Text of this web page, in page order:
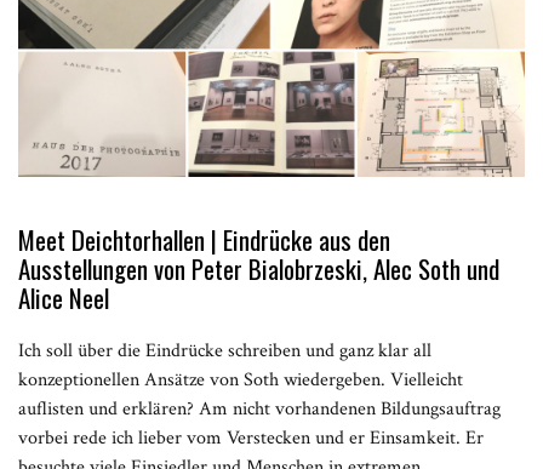
Meet Deichtorhallen | Eindrücke aus den
Ausstellungen von Peter Bialobrzeski, Alec Soth und
Alice Neel
Ich soll über die Eindrücke schreiben und ganz klar all
konzeptionellen Ansätze von Soth wiedergeben. Vielleicht
auflisten und erklären? Am nicht vorhandenen Bildungsauftrag
vorbei rede ich lieber vom Verstecken und er Einsamkeit. Er